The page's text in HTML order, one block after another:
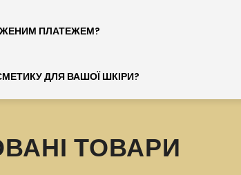
ПЛАТЕЖЕМ?
ДЛЯ ВАШОЇ ШКІРИ?
ТОВАРИ